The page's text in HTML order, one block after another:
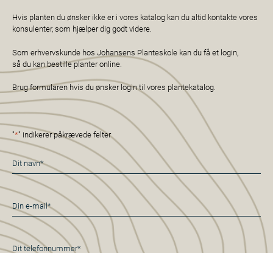
Hvis planten du ønsker ikke er i vores katalog kan du altid kontakte vores
konsulenter, som hjælper dig godt videre.
Som erhvervskunde hos Johansens Planteskole kan du få et login,
så du kan bestille planter online.
Brug formularen hvis du ønsker login til vores plantekatalog.
"*" indikerer påkrævede felter
Navn
*
E-
mail
*
Telefon